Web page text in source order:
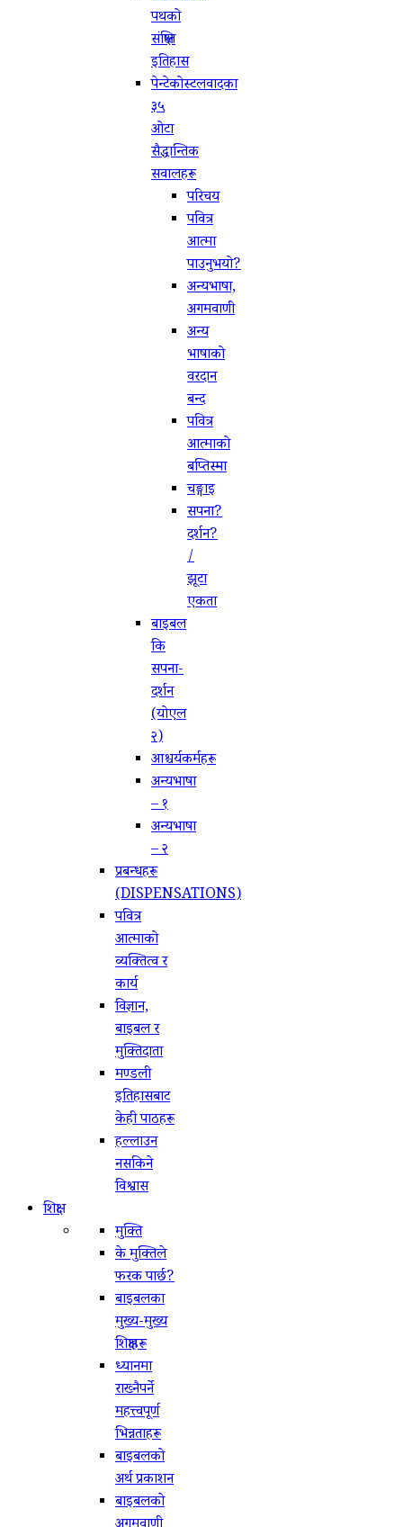
पथको
संक्षिप्‍त
इतिहास
पेन्टेकोस्टलवादका
३५
ओटा
सैद्धान्तिक
सवालहरू
परिचय
पवित्र
आत्मा
पाउनुभयो?
अन्यभाषा,
अगमवाणी
अन्य
भाषाको
वरदान
बन्द
पवित्र
आत्माको
बप्‍तिस्मा
चङ्गाइ
सपना?
दर्शन?
/
झूटा
एकता
बाइबल
कि
सपना-
दर्शन
(योएल
२)
आश्चर्यकर्महरू
अन्यभाषा
– १
अन्यभाषा
– २
प्रबन्धहरू
(DISPENSATIONS)
पवित्र
आत्माको
व्यक्तित्व र
कार्य
विज्ञान,
बाइबल र
मुक्तिदाता
मण्डली
इतिहासबाट
केही पाठहरू
हल्लाउन
नसकिने
विश्वास
शिक्षा
मुक्ति
के मुक्तिले
फरक पार्छ?
बाइबलका
मुख्य-मुख्य
शिक्षाहरू
ध्यानमा
राख्नैपर्ने
महत्त्वपूर्ण
भिन्नताहरू
बाइबलको
अर्थ प्रकाशन
बाइबलको